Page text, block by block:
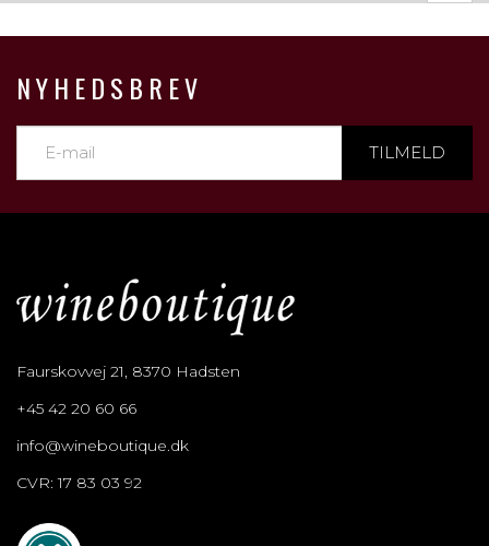
NYHEDSBREV
TILMELD
Faurskovvej 21, 8370 Hadsten
+45 42 20 60 66
info@wineboutique.dk
CVR: 17 83 03 92